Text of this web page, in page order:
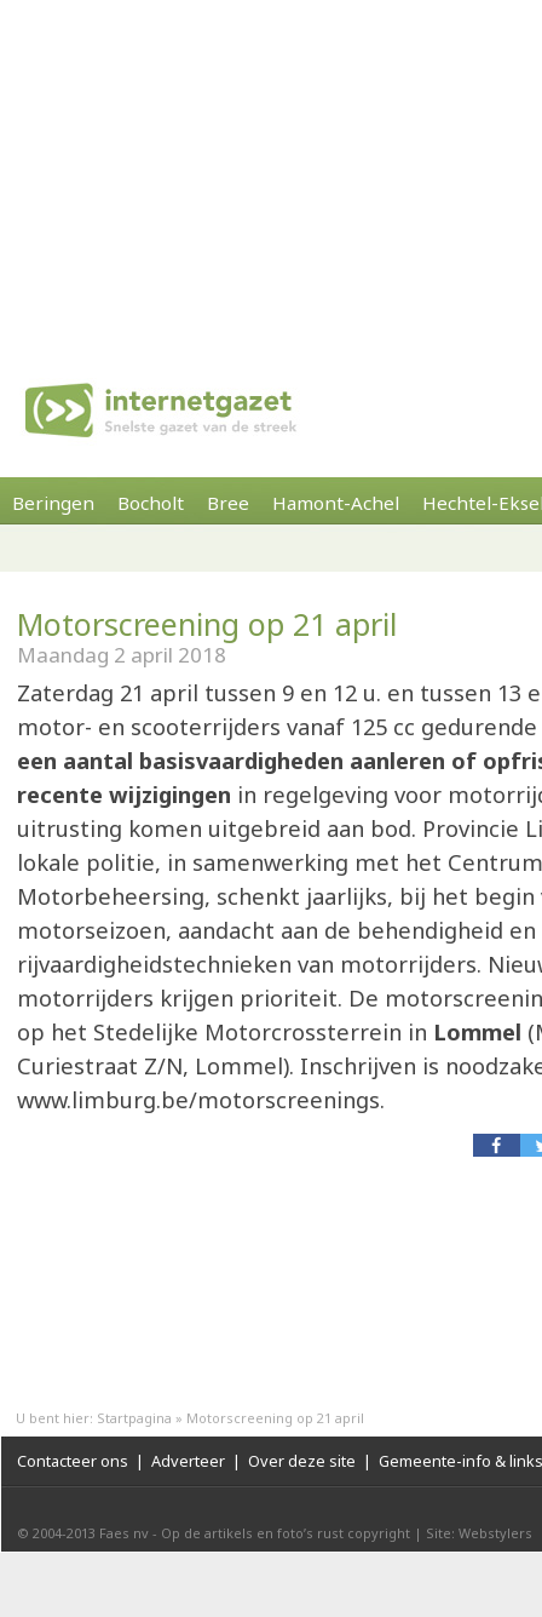
Beringen Bocholt Bree Hamont-Achel Hechtel-
Motorscreening op 21 april
Maandag 2 april 2018
Zaterdag 21 april tussen 9 en 12 u. en tussen 13
motor- en scooterrijders vanaf 125 cc gedurende
een aantal basisvaardigheden aanleren of
recente wijzigingen in regelgeving voor
uitrusting komen uitgebreid aan bod. Provincie
lokale politie, in samenwerking met het
Motorbeheersing, schenkt jaarlijks, bij het begin
motorseizoen, aandacht aan de behendigheid en
rijvaardigheidstechnieken van motorrijders.
motorrijders krijgen prioriteit. De
op het Stedelijke Motorcrossterrein in Lommel
Curiestraat Z/N, Lommel). Inschrijven is
www.limburg.be/motorscreenings.
U bent hier: Startpagina » Motorscreening op 21 april
Contacteer ons | Adverteer | Over deze site | Gemeente-info & links
© 2004-2013 Faes nv - Op de artikels en foto’s rust copyright | Site: Webstylers